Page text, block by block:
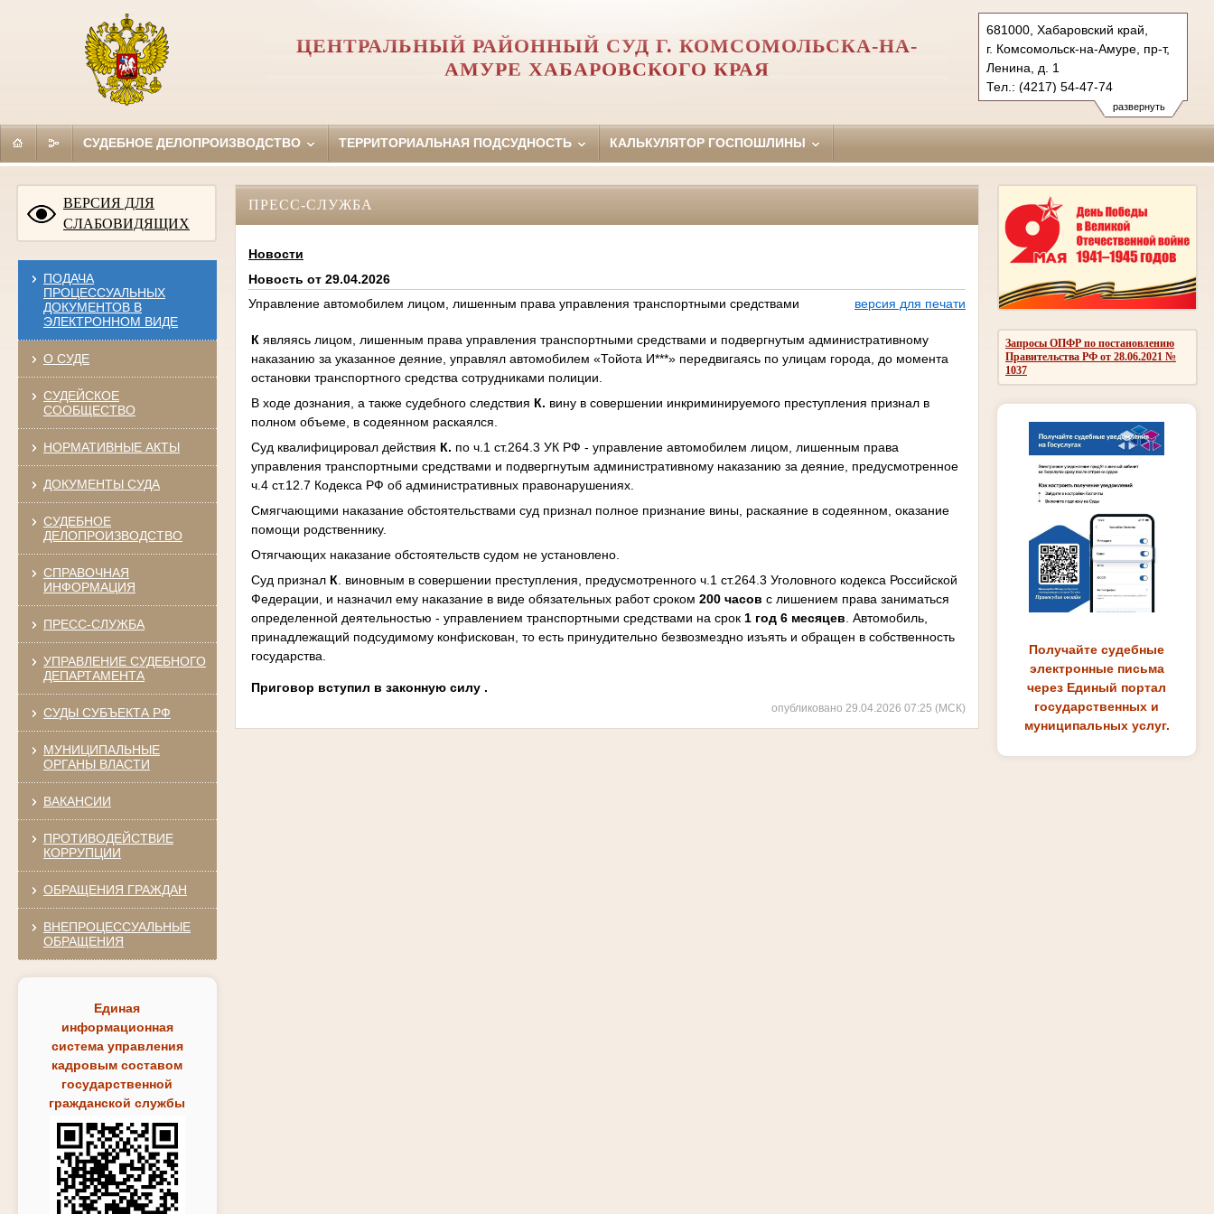
развернуть
681000, Хабаровский край,
г. Комсомольск-на-Амуре, пр-т,
Ленина, д. 1
Тел.: (4217) 54-47-74
centralny.hbr@sudrf.ru
ЦЕНТРАЛЬНЫЙ РАЙОННЫЙ СУД Г. КОМСОМОЛЬСКА-НА-
АМУРЕ ХАБАРОВСКОГО КРАЯ
СУДЕБНОЕ ДЕЛОПРОИЗВОДСТВО ТЕРРИТОРИАЛЬНАЯ ПОДСУДНОСТЬ КАЛЬКУЛЯТОР ГОСПОШЛИНЫ
ВЕРСИЯ ДЛЯ
СЛАБОВИДЯЩИХ
ПОДАЧА
ПРОЦЕССУАЛЬНЫХ
ДОКУМЕНТОВ В
ЭЛЕКТРОННОМ ВИДЕ
О СУДЕ
СУДЕЙСКОЕ
СООБЩЕСТВО
НОРМАТИВНЫЕ АКТЫ
ДОКУМЕНТЫ СУДА
СУДЕБНОЕ
ДЕЛОПРОИЗВОДСТВО
СПРАВОЧНАЯ
ИНФОРМАЦИЯ
ПРЕСС-СЛУЖБА
УПРАВЛЕНИЕ СУДЕБНОГО
ДЕПАРТАМЕНТА
СУДЫ СУБЪЕКТА РФ
МУНИЦИПАЛЬНЫЕ
ОРГАНЫ ВЛАСТИ
ВАКАНСИИ
ПРОТИВОДЕЙСТВИЕ
КОРРУПЦИИ
ОБРАЩЕНИЯ ГРАЖДАН
ВНЕПРОЦЕССУАЛЬНЫЕ
ОБРАЩЕНИЯ
Единая
информационная
система управления
кадровым составом
государственной
гражданской службы
Запросы ОПФР по постановлению
Правительства РФ от 28.06.2021 №
1037
Получайте судебные
электронные письма
через Единый портал
государственных и
муниципальных услуг.
ПРЕСС-СЛУЖБА
Новости
Новость от 29.04.2026
Управление автомобилем лицом, лишенным права управления транспортными средствами
версия для печати
К являясь лицом, лишенным права управления транспортными средствами и подвергнутым административному
наказанию за указанное деяние, управлял автомобилем «Тойота И***» передвигаясь по улицам города, до момента
остановки транспортного средства сотрудниками полиции.
В ходе дознания, а также судебного следствия К. вину в совершении инкриминируемого преступления признал в
полном объеме, в содеянном раскаялся.
Суд квалифицировал действия К. по ч.1 ст.264.3 УК РФ - управление автомобилем лицом, лишенным права
управления транспортными средствами и подвергнутым административному наказанию за деяние, предусмотренное
ч.4 ст.12.7 Кодекса РФ об административных правонарушениях.
Смягчающими наказание обстоятельствами суд признал полное признание вины, раскаяние в содеянном, оказание
помощи родственнику.
Отягчающих наказание обстоятельств судом не установлено.
Суд признал К . виновным в совершении преступления, предусмотренного ч.1 ст.264.3 Уголовного кодекса Российской
Федерации, и назначил ему наказание в виде обязательных работ сроком200 часов с лишением права заниматься
определенной деятельностью - управлением транспортными средствами на срок 1 год 6 месяцев . Автомобиль,
принадлежащий подсудимому конфискован, то есть принудительно безвозмездно изъять и обращен в собственность
государства.
Приговор вступил в законную силу .
опубликовано 29.04.2026 07:25 (МСК)